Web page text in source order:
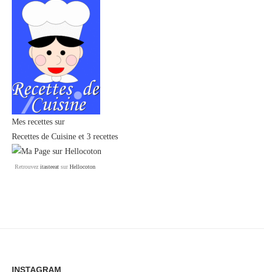
Mes recettes sur
Recettes de Cuisine et 3 recettes
Retrouvez itasteeat surHellocoton
INSTAGRAM